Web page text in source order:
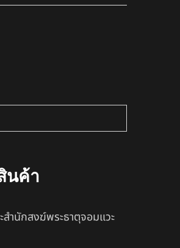
นค้า
ำนักสงฆ์พระธาตุจอมแวะ